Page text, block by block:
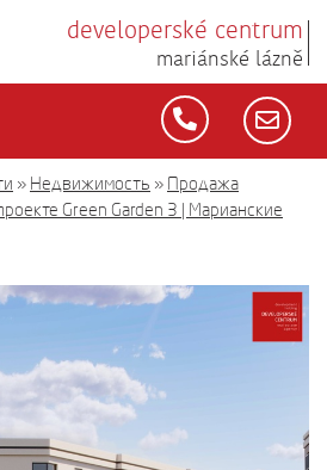
developerské centrum
mariánské lázně
» Недвижимость » Продажа
Green Garden 3 | Марианские